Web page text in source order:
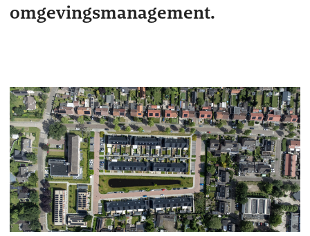
omgevingsmanagement.